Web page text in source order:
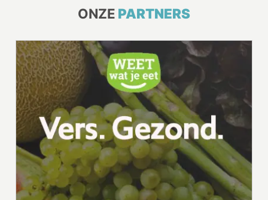
ONZE PARTNERS